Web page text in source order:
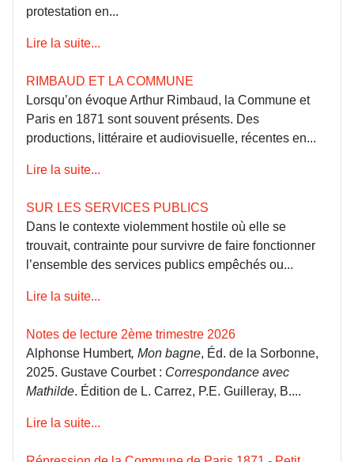
protestation en...
Lire la suite...
RIMBAUD ET LA COMMUNE
Lorsqu’on évoque Arthur Rimbaud, la Commune et
Paris en 1871 sont souvent présents. Des
productions, littéraire et audiovisuelle, récentes en...
Lire la suite...
SUR LES SERVICES PUBLICS
Dans le contexte violemment hostile où elle se
trouvait, contrainte pour survivre de faire fonctionner
l’ensemble des services publics empêchés ou...
Lire la suite...
Notes de lecture 2ème trimestre 2026
Alphonse Humbert, Mon bagne, Éd. de la Sorbonne,
2025. Gustave Courbet : Correspondance avec
Mathilde. Édition de L. Carrez, P.E. Guilleray, B....
Lire la suite...